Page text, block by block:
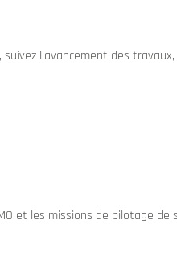
l’avancement des
et les missions de pilotage